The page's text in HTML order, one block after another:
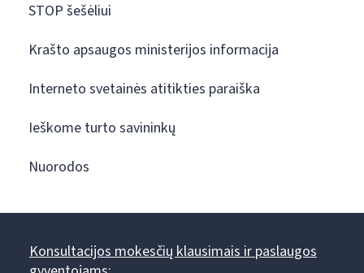
STOP šešėliui
Krašto apsaugos ministerijos informacija
Interneto svetainės atitikties paraiška
Ieškome turto savininkų
Nuorodos
Konsultacijos mokesčių klausimais ir paslaugos